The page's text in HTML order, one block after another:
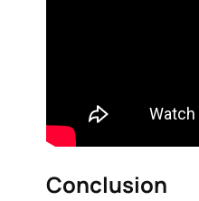
Conclusion